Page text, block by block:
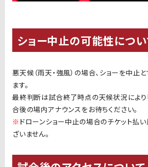
ショー中止の可能性につ
悪天候（雨天・強風）の場合、ショーを中止
ます。
最終判断は試合終了時点の天候状況により
合後の場内アナウンスをお待ちください。
※ ドローンショー中止の場合のチケット払
ざいません。